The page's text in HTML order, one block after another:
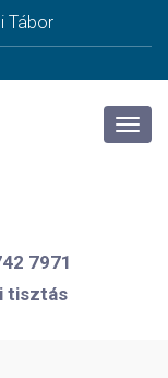
Tábor
7971
tisztás